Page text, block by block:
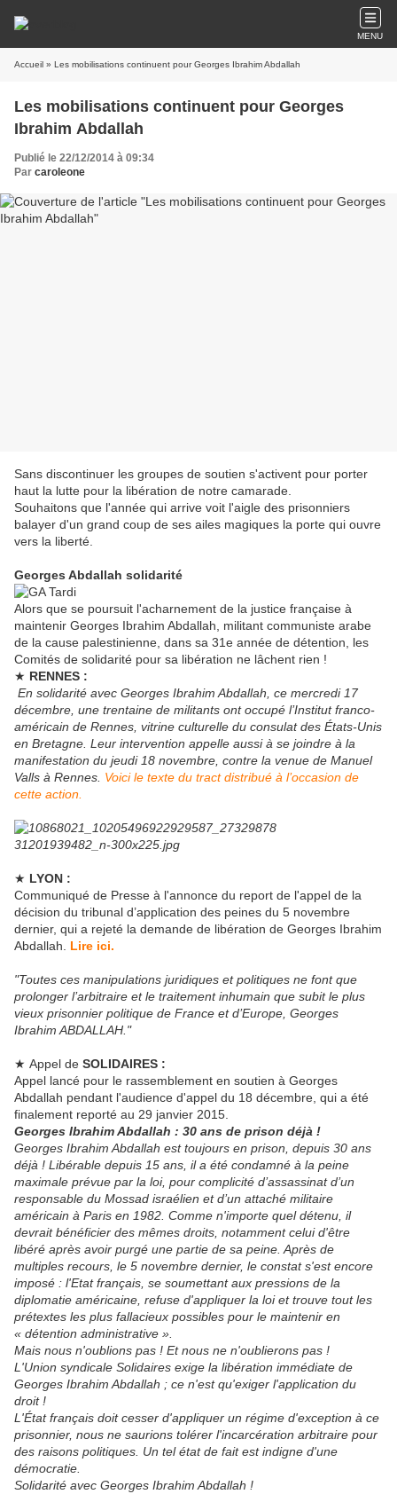
MENU
Accueil » Les mobilisations continuent pour Georges Ibrahim Abdallah
Les mobilisations continuent pour Georges
Ibrahim Abdallah
Publié le 22/12/2014 à 09:34
Par caroleone
Sans discontinuer les groupes de soutien s'activent pour porter
haut la lutte pour la libération de notre camarade.
Souhaitons que l'année qui arrive voit l'aigle des prisonniers
balayer d'un grand coup de ses ailes magiques la porte qui ouvre
vers la liberté.
Georges Abdallah solidarité
Alors que se poursuit l'acharnement de la justice française à
maintenir Georges Ibrahim Abdallah, militant communiste arabe
de la cause palestinienne, dans sa 31e année de détention, les
Comités de solidarité pour sa libération ne lâchent rien !
★ RENNES :
En solidarité avec Georges Ibrahim Abdallah, ce mercredi 17
décembre, une trentaine de militants ont occupé l’Institut franco-
américain de Rennes, vitrine culturelle du consulat des États-Unis
en Bretagne. Leur intervention appelle aussi à se joindre à la
manifestation du jeudi 18 novembre, contre la venue de Manuel
Valls à Rennes. Voici le texte du tract distribué à l’occasion de
cette action.
★ LYON :
Communiqué de Presse à l'annonce du report de l'appel de la
décision du tribunal d’application des peines du 5 novembre
dernier, qui a rejeté la demande de libération de Georges Ibrahim
Abdallah. Lire ici.
"Toutes ces manipulations juridiques et politiques ne font que
prolonger l’arbitraire et le traitement inhumain que subit le plus
vieux prisonnier politique de France et d’Europe, Georges
Ibrahim ABDALLAH."
★ Appel de SOLIDAIRES :
Appel lancé pour le rassemblement en soutien à Georges
Abdallah pendant l'audience d'appel du 18 décembre, qui a été
finalement reporté au 29 janvier 2015.
Georges Ibrahim Abdallah : 30 ans de prison déjà !
Georges Ibrahim Abdallah est toujours en prison, depuis 30 ans
déjà ! Libérable depuis 15 ans, il a été condamné à la peine
maximale prévue par la loi, pour complicité d’assassinat d’un
responsable du Mossad israélien et d’un attaché militaire
américain à Paris en 1982. Comme n'importe quel détenu, il
devrait bénéficier des mêmes droits, notamment celui d'être
libéré après avoir purgé une partie de sa peine. Après de
multiples recours, le 5 novembre dernier, le constat s'est encore
imposé : l'Etat français, se soumettant aux pressions de la
diplomatie américaine, refuse d'appliquer la loi et trouve tout les
prétextes les plus fallacieux possibles pour le maintenir en
« détention administrative ».
Mais nous n'oublions pas ! Et nous ne n'oublierons pas !
L'Union syndicale Solidaires exige la libération immédiate de
Georges Ibrahim Abdallah ; ce n'est qu'exiger l'application du
droit !
L'État français doit cesser d'appliquer un régime d'exception à ce
prisonnier, nous ne saurions tolérer l'incarcération arbitraire pour
des raisons politiques. Un tel état de fait est indigne d'une
démocratie.
Solidarité avec Georges Ibrahim Abdallah !